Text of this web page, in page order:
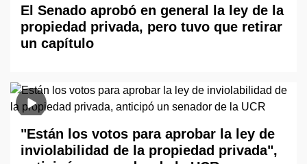
El Senado aprobó en general la ley de la
propiedad privada, pero tuvo que retirar
un capítulo
"Están los votos para aprobar la ley de
inviolabilidad de la propiedad privada",